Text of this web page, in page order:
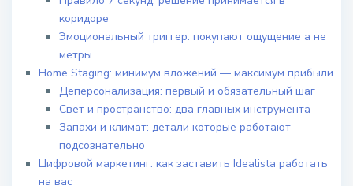
коридоре
Эмоциональный триггер: покупают ощущение а не
метры
Home Staging: минимум вложений — максимум прибыли
Деперсонализация: первый и обязательный шаг
Свет и пространство: два главных инструмента
Запахи и климат: детали которые работают
подсознательно
Цифровой маркетинг: как заставить Idealista работать
на вас